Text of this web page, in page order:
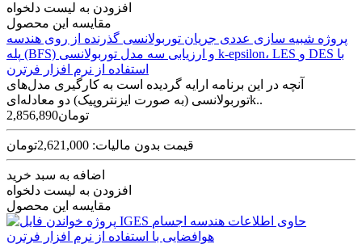
افزودن به لیست دلخواه
مقایسه این محصول
پروژه شبیه سازی عددی جریان توربولانسی گذرنده از روی هندسه
پله (BFS) و ارزیابی سه مدل توربولانسی k-epsilon، LES و DES با
استفاده از نرم افزار فرترن
آنچه در این برنامه ارایه گردیده است به کارگیری مدل‌های
توربولانسی (به صورت ایزنتروپیک) دو معادله‌ایk..
2,856,890تومان
قیمت بدون مالیات: 2,621,000تومان
اضافه به سبد خرید
افزودن به لیست دلخواه
مقایسه این محصول